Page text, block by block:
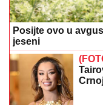
Posijte ovo u
jeseni